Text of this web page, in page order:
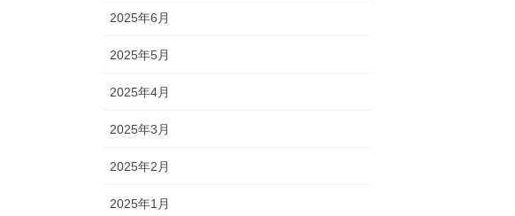
2025年6月
2025年5月
2025年4月
2025年3月
2025年2月
2025年1月